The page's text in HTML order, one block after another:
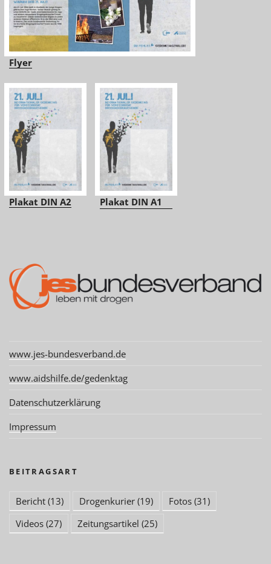
Flyer
Plakat DIN A2 Plakat DIN A1
www.jes-bundesverband.de
www.aidshilfe.de/gedenktag
Datenschutzerklärung
Impressum
BEITRAGSART
Bericht (13) Drogenkurier (19) Fotos (31)
Videos (27) Zeitungsartikel (25)